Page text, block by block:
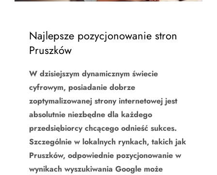
Najlepsze pozycjonowanie stron
Pruszków
W dzisiejszym dynamicznym świecie
cyfrowym, posiadanie dobrze
zoptymalizowanej strony internetowej jest
absolutnie niezbędne dla każdego
przedsiębiorcy chcącego odnieść sukces.
Szczególnie w lokalnych rynkach, takich jak
Pruszków, odpowiednie pozycjonowanie w
wynikach wyszukiwania Google może